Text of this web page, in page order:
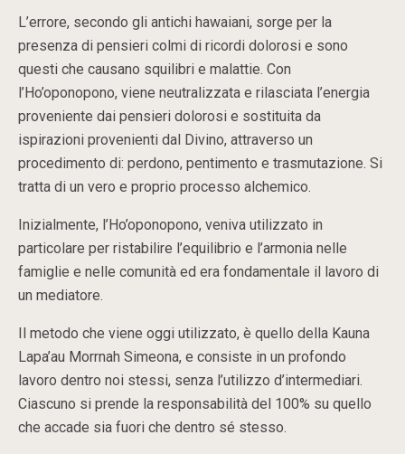
L’errore, secondo gli antichi hawaiani, sorge per la
presenza di pensieri colmi di ricordi dolorosi e sono
questi che causano squilibri e malattie. Con
l’Ho’oponopono, viene neutralizzata e rilasciata l’energia
proveniente dai pensieri dolorosi e sostituita da
ispirazioni provenienti dal Divino, attraverso un
procedimento di: perdono, pentimento e trasmutazione. Si
tratta di un vero e proprio processo alchemico.
Inizialmente, l’Ho’oponopono, veniva utilizzato in
particolare per ristabilire l’equilibrio e l’armonia nelle
famiglie e nelle comunità ed era fondamentale il lavoro di
un mediatore.
Il metodo che viene oggi utilizzato, è quello della Kauna
Lapa’au Morrnah Simeona, e consiste in un profondo
lavoro dentro noi stessi, senza l’utilizzo d’intermediari.
Ciascuno si prende la responsabilità del 100% su quello
che accade sia fuori che dentro sé stesso.